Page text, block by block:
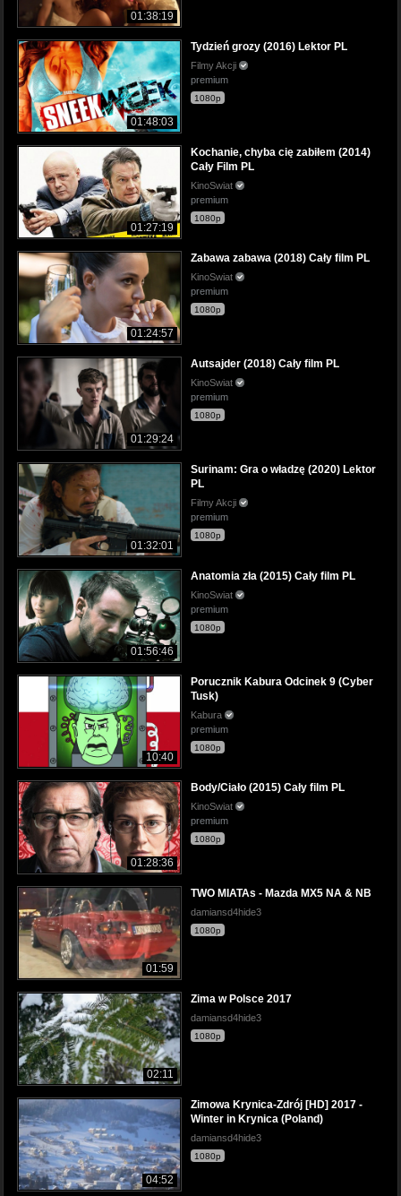
01:38:19
01:48:03
Tydzień grozy (2016) Lektor PL
Filmy Akcji
premium
1080p
01:27:19
Kochanie, chyba cię zabiłem (2014)
Cały Film PL
KinoSwiat
premium
1080p
01:24:57
Zabawa zabawa (2018) Cały film PL
KinoSwiat
premium
1080p
01:29:24
Autsajder (2018) Cały film PL
KinoSwiat
premium
1080p
01:32:01
Surinam: Gra o władzę (2020) Lektor
PL
Filmy Akcji
premium
1080p
01:56:46
Anatomia zła (2015) Cały film PL
KinoSwiat
premium
1080p
10:40
Porucznik Kabura Odcinek 9 (Cyber
Tusk)
Kabura
premium
1080p
01:28:36
Body/Ciało (2015) Cały film PL
KinoSwiat
premium
1080p
01:59
TWO MIATAs - Mazda MX5 NA & NB
damiansd4hide3
1080p
02:11
Zima w Polsce 2017
damiansd4hide3
1080p
04:52
Zimowa Krynica-Zdrój [HD] 2017 -
Winter in Krynica (Poland)
damiansd4hide3
1080p